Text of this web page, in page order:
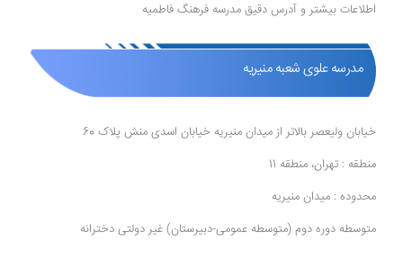
اطلاعات بیشتر و آدرس دقیق مدرسه فرهنگ فاطمیه
مدرسه علوی شعبه منیریه
خیابان ولیعصر بالاتر از میدان منیریه خیابان اسدی منش پلاک 60
منطقه : تهران، منطقه 11
محدوده : میدان منیریه
متوسطه دوره دوم (متوسطه عمومی-دبیرستان) غیر دولتی دخترانه